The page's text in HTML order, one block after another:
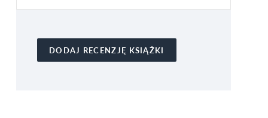
DODAJ RECENZJĘ KSIĄŻKI